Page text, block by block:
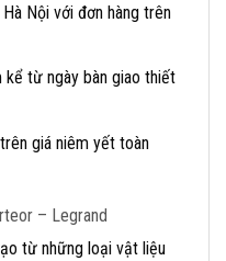
Nội với đơn hàng trên
kể từ ngày bàn giao thiết
giá niêm yết toàn
– Legrand
từ những loại vật liệu